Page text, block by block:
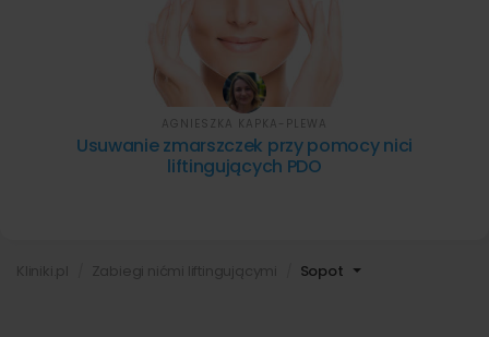
Zabiegi nićmi liftingującymi Sopot
Usuwanie zmarszczek przy pomocy nici
liftingujących PDO
AGNIESZKA KAPKA-PLEWA